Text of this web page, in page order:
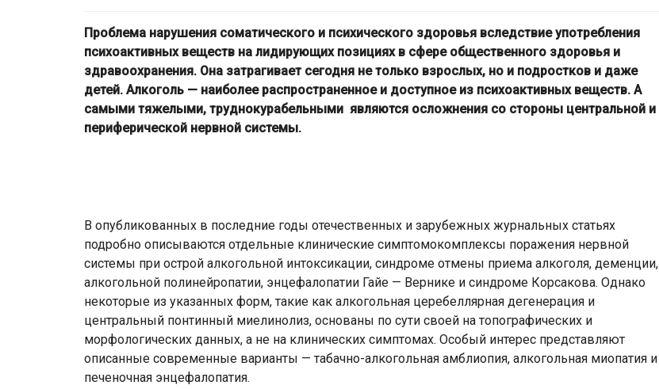
Проблема нарушения соматического и психического здоровья вследствие употребления
психоактивных веществ на лидирующих позициях в сфере общественного здоровья и
здравоохранения. Она затрагивает сегодня не только взрослых, но и подростков и даже
детей. Алкоголь — наиболее распространенное и доступное из психоактивных веществ. А
самыми тяжелыми, труднокурабельными являются осложнения со стороны центральной и
периферической нервной системы.
В опубликованных в последние годы отечественных и зарубежных журнальных статьях
подробно описываются отдельные клинические симптомокомплексы поражения нервной
системы при острой алкогольной интоксикации, синдроме отмены приема алкоголя, деменции,
алкогольной полинейропатии, энцефалопатии Гайе — Вернике и синдроме Корсакова. Однако
некоторые из указанных форм, такие как алкогольная церебеллярная дегенерация и
центральный понтинный миелинолиз, основаны по сути своей на топографических и
морфологических данных, а не на клинических симптомах. Особый интерес представляют
описанные современные варианты — табачно-алкогольная амблиопия, алкогольная миопатия и
печеночная энцефалопатия.